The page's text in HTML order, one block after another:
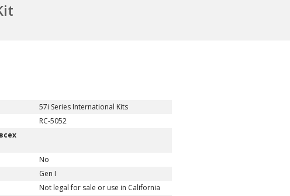
57i Series International Kits
RC-5052
No
Gen I
Not legal for sale or use in California